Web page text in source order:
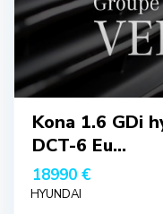
Kona 1.6 GDi
DCT-6 Eu...
18990 €
HYUNDAI